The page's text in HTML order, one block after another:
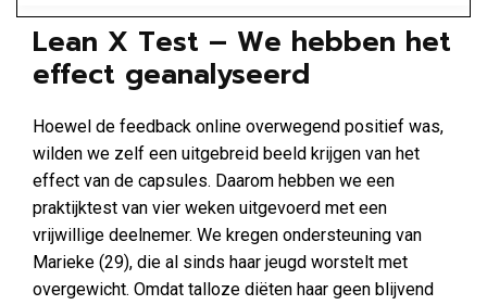
Lean X Test – We hebben het
effect geanalyseerd
Hoewel de feedback online overwegend positief was,
wilden we zelf een uitgebreid beeld krijgen van het
effect van de capsules. Daarom hebben we een
praktijktest van vier weken uitgevoerd met een
vrijwillige deelnemer. We kregen ondersteuning van
Marieke (29), die al sinds haar jeugd worstelt met
overgewicht. Omdat talloze diëten haar geen blijvend